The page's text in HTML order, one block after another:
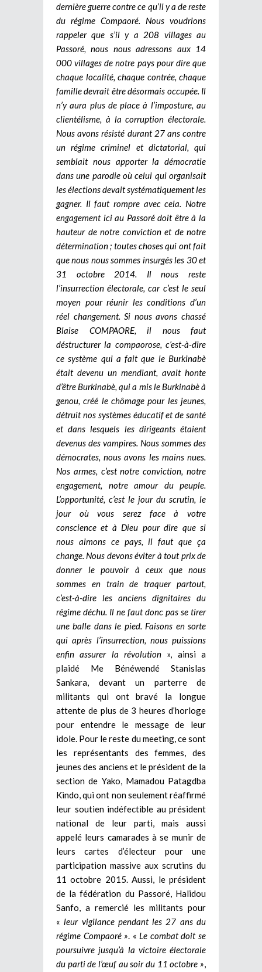
dernière guerre contre ce qu’il y a de reste
du régime Compaoré. Nous voudrions
rappeler que s’il y a 208 villages au
Passoré, nous nous adressons aux 14
000 villages de notre pays pour dire que
chaque localité, chaque contrée, chaque
famille devrait être désormais occupée. Il
n’y aura plus de place à l’imposture, au
clientélisme, à la corruption électorale.
Nous avons résisté durant 27 ans contre
un régime criminel et dictatorial, qui
semblait nous apporter la démocratie
dans une parodie où celui qui organisait
les élections devait systématiquement les
gagner. Il faut rompre avec cela. Notre
engagement ici au Passoré doit être à la
hauteur de notre conviction et de notre
détermination ; toutes choses qui ont fait
que nous nous sommes insurgés les 30 et
31 octobre 2014. Il nous reste
l’insurrection électorale, car c’est le seul
moyen pour réunir les conditions d’un
réel changement. Si nous avons chassé
Blaise COMPAORE, il nous faut
déstructurer la compaorose, c’est-à-dire
ce système qui a fait que le Burkinabè
était devenu un mendiant, avait honte
d’être Burkinabè, qui a mis le Burkinabè à
genou, créé le chômage pour les jeunes,
détruit nos systèmes éducatif et de santé
et dans lesquels les dirigeants étaient
devenus des vampires. Nous sommes des
démocrates, nous avons les mains nues.
Nos armes, c’est notre conviction, notre
engagement, notre amour du peuple.
L’opportunité, c’est le jour du scrutin, le
jour où vous serez face à votre
conscience et à Dieu pour dire que si
nous aimons ce pays, il faut que ça
change. Nous devons éviter à tout prix de
donner le pouvoir à ceux que nous
sommes en train de traquer partout,
c’est-à-dire les anciens dignitaires du
régime déchu. Il ne faut donc pas se tirer
une balle dans le pied. Faisons en sorte
qui après l’insurrection, nous puissions
enfin assurer la révolution », ainsi a
plaidé Me Bénéwendé Stanislas
Sankara, devant un parterre de
militants qui ont bravé la longue
attente de plus de 3 heures d’horloge
pour entendre le message de leur
idole. Pour le reste du meeting, ce sont
les représentants des femmes, des
jeunes des anciens et le président de la
section de Yako, Mamadou Patagdba
Kindo, qui ont non seulement réaffirmé
leur soutien indéfectible au président
national de leur parti, mais aussi
appelé leurs camarades à se munir de
leurs cartes d’électeur pour une
participation massive aux scrutins du
11 octobre 2015. Aussi, le président
de la fédération du Passoré, Halidou
Sanfo, a remercié les militants pour
« leur vigilance pendant les 27 ans du
régime Compaoré » . « Le combat doit se
poursuivre jusqu’à la victoire électorale
du parti de l’œuf au soir du 11 octobre »